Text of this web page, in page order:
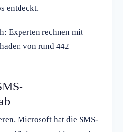
entdeckt.
Experten rechnen mit
von rund 442
Microsoft hat die SMS-